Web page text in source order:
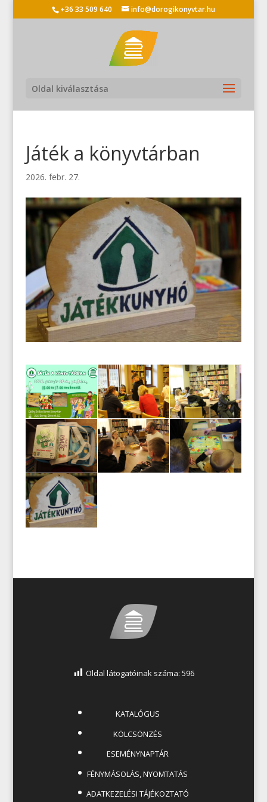
+36 33 509 640 info@dorogikonyvtar.hu
Oldal kiválasztása
Játék a könyvtárban
2026. febr. 27.
Oldal látogatóinak száma: 596
KATALÓGUS
KÖLCSÖNZÉS
ESEMÉNYNAPTÁR
FÉNYMÁSOLÁS, NYOMTATÁS
ADATKEZELÉSI TÁJÉKOZTATÓ